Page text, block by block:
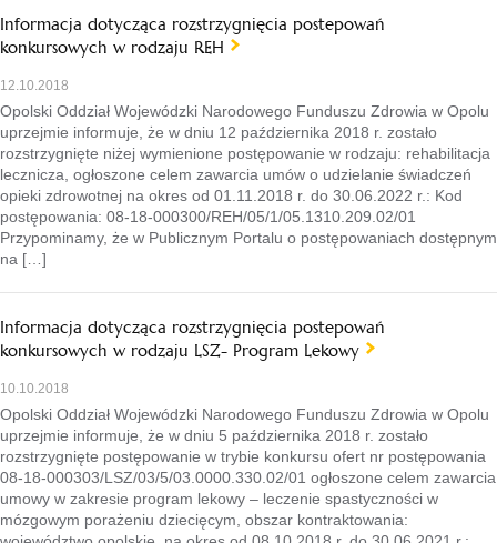
Informacja dotycząca rozstrzygnięcia postepowań
konkursowych w rodzaju REH
12.10.2018
Opolski Oddział Wojewódzki Narodowego Funduszu Zdrowia w Opolu
uprzejmie informuje, że w dniu 12 października 2018 r. zostało
rozstrzygnięte niżej wymienione postępowanie w rodzaju: rehabilitacja
lecznicza, ogłoszone celem zawarcia umów o udzielanie świadczeń
opieki zdrowotnej na okres od 01.11.2018 r. do 30.06.2022 r.: Kod
postępowania: 08-18-000300/REH/05/1/05.1310.209.02/01
Przypominamy, że w Publicznym Portalu o postępowaniach dostępnym
na […]
Informacja dotycząca rozstrzygnięcia postepowań
konkursowych w rodzaju LSZ- Program Lekowy
10.10.2018
Opolski Oddział Wojewódzki Narodowego Funduszu Zdrowia w Opolu
uprzejmie informuje, że w dniu 5 października 2018 r. zostało
rozstrzygnięte postępowanie w trybie konkursu ofert nr postępowania
08-18-000303/LSZ/03/5/03.0000.330.02/01 ogłoszone celem zawarcia
umowy w zakresie program lekowy – leczenie spastyczności w
mózgowym porażeniu dziecięcym, obszar kontraktowania: